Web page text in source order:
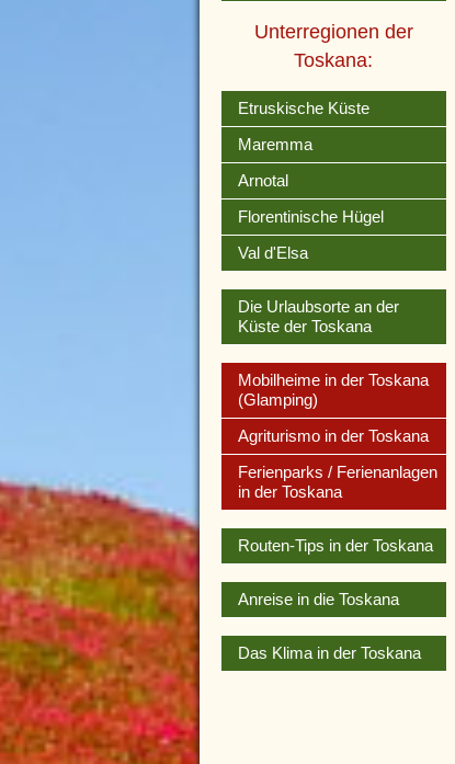
Unterregionen der
Toskana:
Etruskische Küste
Maremma
Arnotal
Florentinische Hügel
Val d'Elsa
Die Urlaubsorte an der
Küste der Toskana
Mobilheime in der Toskana
(Glamping)
Agriturismo in der Toskana
Ferienparks / Ferienanlagen
in der Toskana
Routen-Tips in der Toskana
Anreise in die Toskana
Das Klima in der Toskana